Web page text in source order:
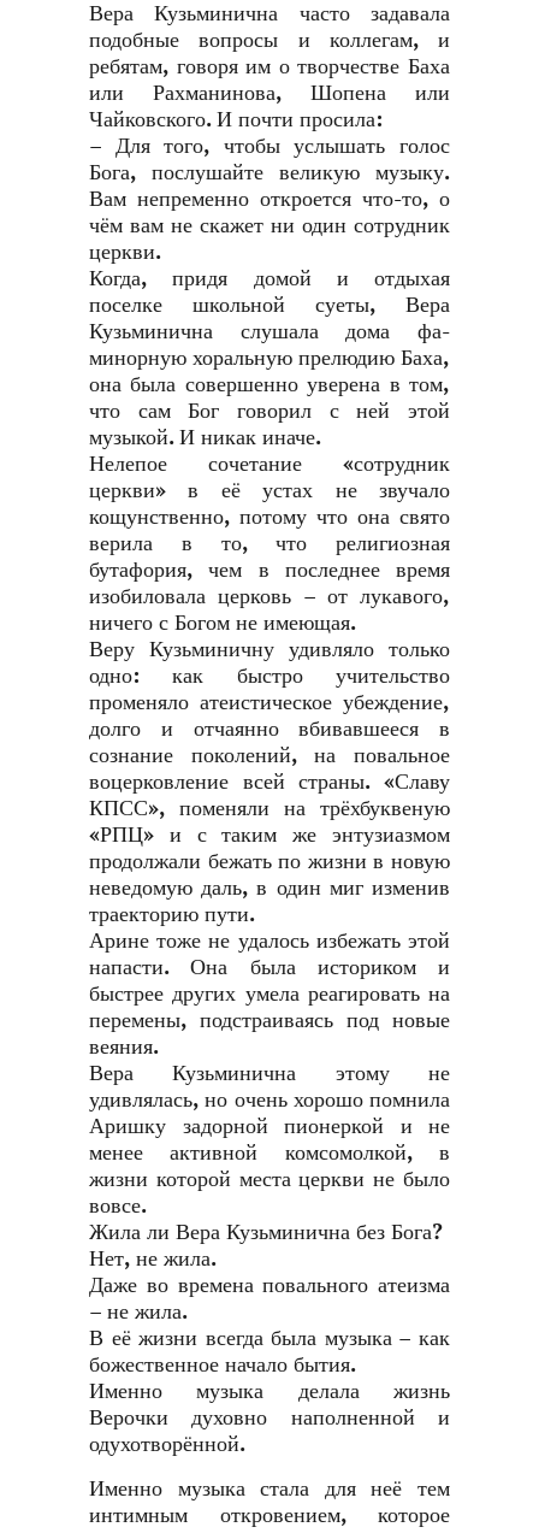
Вера Кузьминична часто задавала
подобные вопросы и коллегам, и
ребятам, говоря им о творчестве Баха
или Рахманинова, Шопена или
Чайковского. И почти просила:
– Для того, чтобы услышать голос
Бога, послушайте великую музыку.
Вам непременно откроется что-то, о
чём вам не скажет ни один сотрудник
церкви.
Когда, придя домой и отдыхая
поселке школьной суеты, Вера
Кузьминична слушала дома фа-
минорную хоральную прелюдию Баха,
она была совершенно уверена в том,
что сам Бог говорил с ней этой
музыкой. И никак иначе.
Нелепое сочетание «сотрудник
церкви» в её устах не звучало
кощунственно, потому что она свято
верила в то, что религиозная
бутафория, чем в последнее время
изобиловала церковь – от лукавого,
ничего с Богом не имеющая.
Веру Кузьминичну удивляло только
одно: как быстро учительство
променяло атеистическое убеждение,
долго и отчаянно вбивавшееся в
сознание поколений, на повальное
воцерковление всей страны. «Славу
КПСС», поменяли на трёхбуквеную
«РПЦ» и с таким же энтузиазмом
продолжали бежать по жизни в новую
неведомую даль, в один миг изменив
траекторию пути.
Арине тоже не удалось избежать этой
напасти. Она была историком и
быстрее других умела реагировать на
перемены, подстраиваясь под новые
веяния.
Вера Кузьминична этому не
удивлялась, но очень хорошо помнила
Аришку задорной пионеркой и не
менее активной комсомолкой, в
жизни которой места церкви не было
вовсе.
Жила ли Вера Кузьминична без Бога?
Нет, не жила.
Даже во времена повального атеизма
– не жила.
В её жизни всегда была музыка – как
божественное начало бытия.
Именно музыка делала жизнь
Верочки духовно наполненной и
одухотворённой.
Именно музыка стала для неё тем
интимным откровением, которое